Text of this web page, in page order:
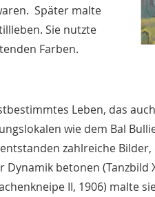
Später malte
Sie nutzte
Farben.
Leben, das
wie dem Bal
zahlreiche
betonen (Tanzbild
II, 1906) malte